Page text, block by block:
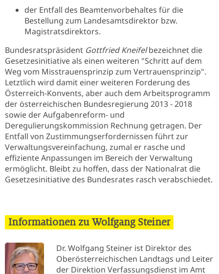
der Entfall des Beamtenvorbehaltes für die
Bestellung zum Landesamtsdirektor bzw.
Magistratsdirektors.
Bundesratspräsident Gottfried Kneifelbezeichnet die
Gesetzesinitiative als einen weiteren "Schritt auf dem
Weg vom Misstrauensprinzip zum Vertrauensprinzip".
Letztlich wird damit einer weiteren Forderung des
Österreich-Konvents, aber auch dem Arbeitsprogramm
der österreichischen Bundesregierung 2013 - 2018
sowie der Aufgabenreform- und
Deregulierungskommission Rechnung getragen. Der
Entfall von Zustimmungserfordernissen führt zur
Verwaltungsvereinfachung, zumal er rasche und
effiziente Anpassungen im Bereich der Verwaltung
ermöglicht. Bleibt zu hoffen, dass der Nationalrat die
Gesetzesinitiative des Bundesrates rasch verabschiedet.
Informationen zu Wolfgang Steiner
Dr. Wolfgang Steiner ist Direktor des
Oberösterreichischen Landtags und Leiter
der Direktion Verfassungsdienst im Amt